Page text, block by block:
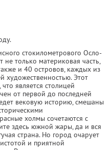
стокилометрового Осло-
только материковая часть,
и 40 островов, каждых из
художественностью. Этот
является столицей
от первой до последней
вековую историю, смешаны
холмы сочетаются с
здесь южной жары, да и вся
страна. Но город очарует
и приятной